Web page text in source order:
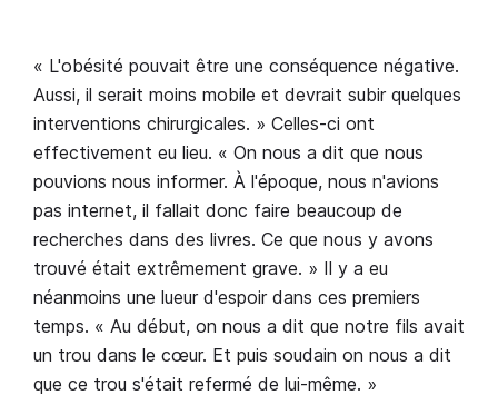
« L'obésité pouvait être une conséquence négative.
Aussi, il serait moins mobile et devrait subir quelques
interventions chirurgicales. » Celles-ci ont
effectivement eu lieu. « On nous a dit que nous
pouvions nous informer. À l'époque, nous n'avions
pas internet, il fallait donc faire beaucoup de
recherches dans des livres. Ce que nous y avons
trouvé était extrêmement grave. » Il y a eu
néanmoins une lueur d'espoir dans ces premiers
temps. « Au début, on nous a dit que notre fils avait
un trou dans le cœur. Et puis soudain on nous a dit
que ce trou s'était refermé de lui-même. »